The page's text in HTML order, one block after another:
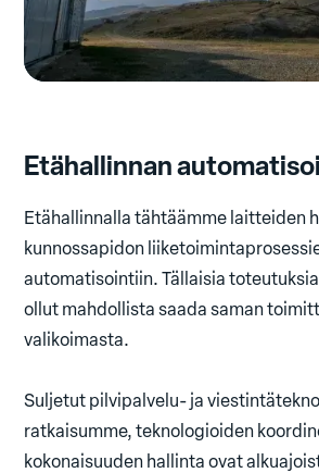
Etähallinnan
Etähallinnalla tähtäämme laitteiden
kunnossapidon
automatisointiin. Tällaisia
ollut mahdollista saada saman
valikoimasta.
Suljetut pilvipalvelu- ja
ratkaisumme, teknologioiden
kokonaisuuden hallinta ovat